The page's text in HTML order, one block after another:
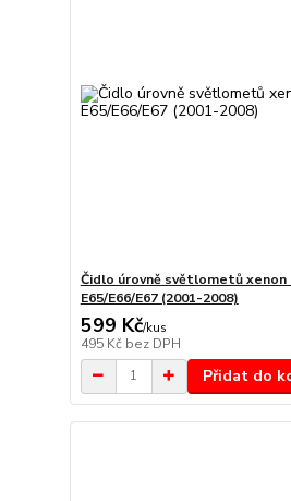
Čidlo úrovně světlometů xenon
E65/E66/E67 (2001-2008)
599 Kč/kus
495 Kč bez DPH
Přidat do